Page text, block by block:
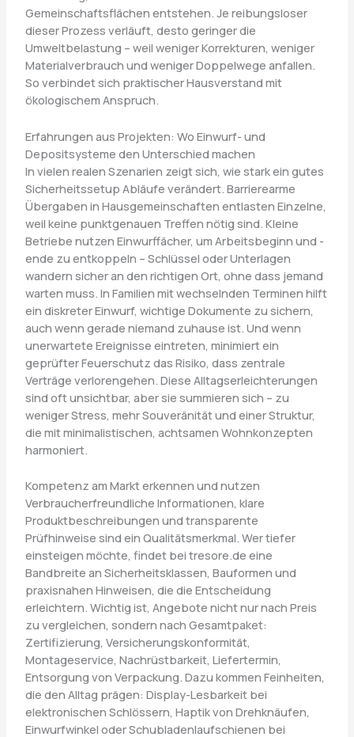
Gemeinschaftsflächen entstehen. Je reibungsloser
dieser Prozess verläuft, desto geringer die
Umweltbelastung – weil weniger Korrekturen, weniger
Materialverbrauch und weniger Doppelwege anfallen.
So verbindet sich praktischer Hausverstand mit
ökologischem Anspruch.
Erfahrungen aus Projekten: Wo Einwurf- und
Depositsysteme den Unterschied machen
In vielen realen Szenarien zeigt sich, wie stark ein gutes
Sicherheitssetup Abläufe verändert. Barrierearme
Übergaben in Hausgemeinschaften entlasten Einzelne,
weil keine punktgenauen Treffen nötig sind. Kleine
Betriebe nutzen Einwurffächer, um Arbeitsbeginn und -
ende zu entkoppeln – Schlüssel oder Unterlagen
wandern sicher an den richtigen Ort, ohne dass jemand
warten muss. In Familien mit wechselnden Terminen hilft
ein diskreter Einwurf, wichtige Dokumente zu sichern,
auch wenn gerade niemand zuhause ist. Und wenn
unerwartete Ereignisse eintreten, minimiert ein
geprüfter Feuerschutz das Risiko, dass zentrale
Verträge verlorengehen. Diese Alltagserleichterungen
sind oft unsichtbar, aber sie summieren sich – zu
weniger Stress, mehr Souveränität und einer Struktur,
die mit minimalistischen, achtsamen Wohnkonzepten
harmoniert.
Kompetenz am Markt erkennen und nutzen
Verbraucherfreundliche Informationen, klare
Produktbeschreibungen und transparente
Prüfhinweise sind ein Qualitätsmerkmal. Wer tiefer
einsteigen möchte, findet bei tresore.de eine
Bandbreite an Sicherheitsklassen, Bauformen und
praxisnahen Hinweisen, die die Entscheidung
erleichtern. Wichtig ist, Angebote nicht nur nach Preis
zu vergleichen, sondern nach Gesamtpaket:
Zertifizierung, Versicherungskonformität,
Montageservice, Nachrüstbarkeit, Liefertermin,
Entsorgung von Verpackung. Dazu kommen Feinheiten,
die den Alltag prägen: Display-Lesbarkeit bei
elektronischen Schlössern, Haptik von Drehknäufen,
Einwurfwinkel oder Schubladenlaufschienen bei